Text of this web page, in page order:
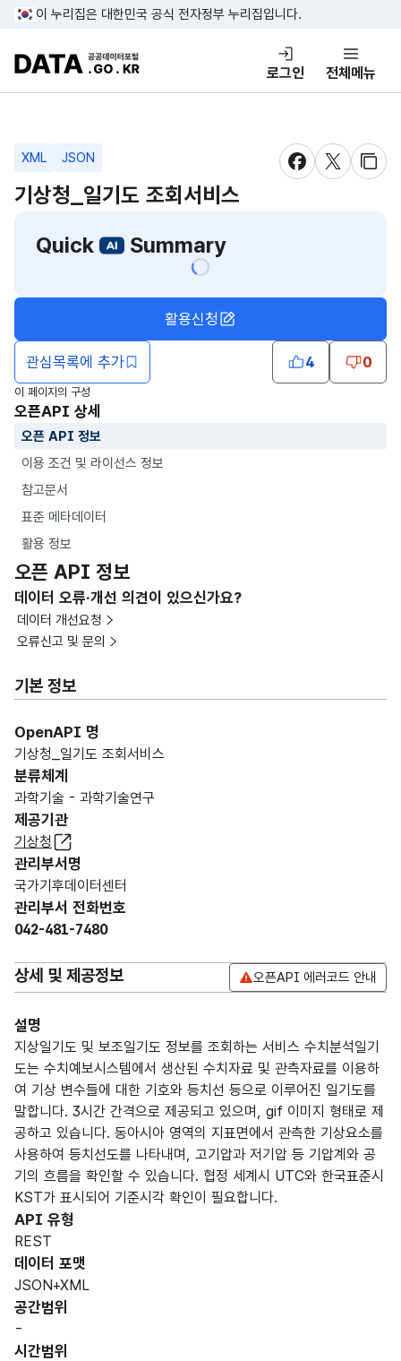
콘텐츠 바로가기
푸터 바로가기
이 누리집은 대한민국 공식 전자정부 누리집입니다.
DATA.GO.KR 공공데이터포털
로그인 전체메뉴
XML JSON
새창 열림새창 열림
새창
기상청_일기도 조회서비스
Quick
Summary
관심목록에 추가
활용신청
4 0
이 페이지의 구성
오픈API 상세
오픈 API 정보
이용 조건 및 라이선스 정보
참고문서
표준 메타데이터
활용 정보
오픈 API 정보
데이터 오류·개선 의견이 있으신가요?
데이터 개선요청
오류신고 및 문의
기본 정보
OpenAPI 명
기상청_일기도 조회서비스
분류체계
과학기술 - 과학기술연구
제공기관
기상청
관리부서명
국가기후데이터센터
관리부서 전화번호
042-481-7480
상세 및 제공정보 오픈API 에러코드 안내
설명
지상일기도 및 보조일기도 정보를 조회하는 서비스 수치분석일기
도는 수치예보시스템에서 생산된 수치자료 및 관측자료를 이용하
여 기상 변수들에 대한 기호와 등치선 등으로 이루어진 일기도를
말합니다. 3시간 간격으로 제공되고 있으며, gif 이미지 형태로 제
공하고 있습니다. 동아시아 영역의 지표면에서 관측한 기상요소를
사용하여 등치선도를 나타내며, 고기압과 저기압 등 기압계와 공
기의 흐름을 확인할 수 있습니다. 협정 세계시 UTC와 한국표준시
KST가 표시되어 기준시각 확인이 필요합니다.
API 유형
REST
데이터 포맷
JSON+XML
공간범위
-
시간범위